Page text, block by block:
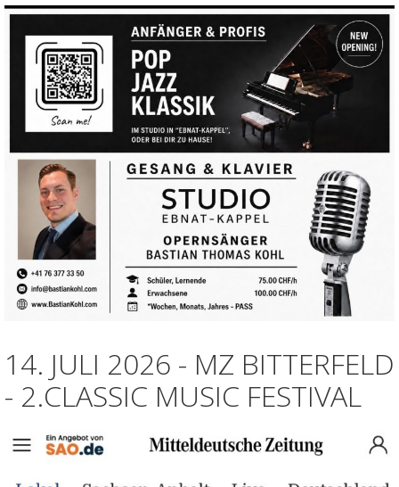
14. JULI 2026 - MZ BITTERFELD
- 2.CLASSIC MUSIC FESTIVAL